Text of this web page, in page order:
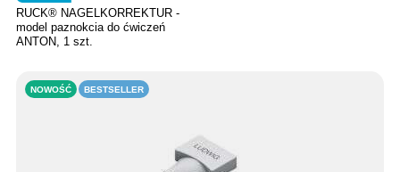
RUCK® NAGELKORREKTUR -
model paznokcia do ćwiczeń
ANTON, 1 szt.
NOWOŚĆ BESTSELLER